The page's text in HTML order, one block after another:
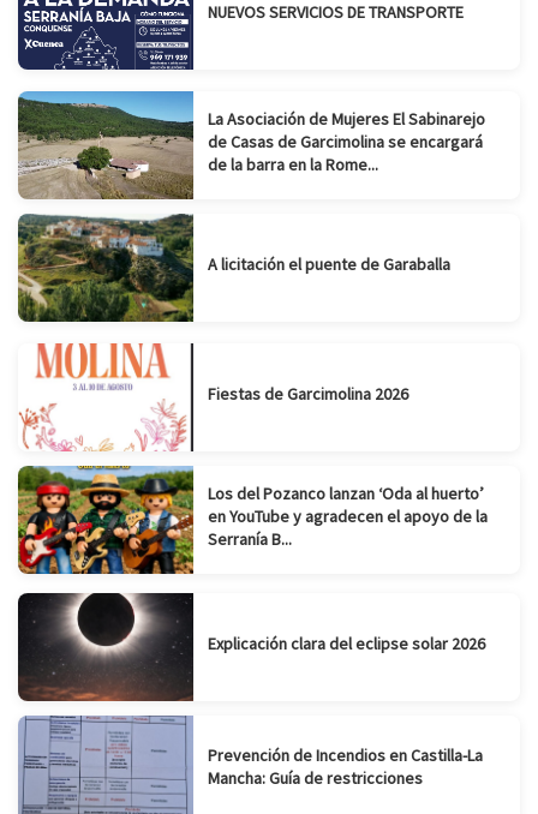
NUEVOS SERVICIOS DE TRANSPORTE
La Asociación de Mujeres El Sabinarejo
de Casas de Garcimolina se encargará
de la barra en la Rome...
A licitación el puente de Garaballa
Fiestas de Garcimolina 2026
Los del Pozanco lanzan ‘Oda al huerto’
en YouTube y agradecen el apoyo de la
Serranía B...
Explicación clara del eclipse solar 2026
Prevención de Incendios en Castilla-La
Mancha: Guía de restricciones